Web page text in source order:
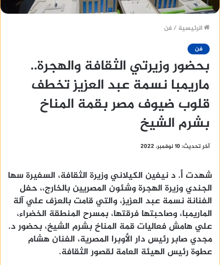
الرئيسية /فن
فن
بحضور وزيرتي الثقافة والهجرة..
ماريمبا نسمة عبد العزيز تخطف
قلوب ضيوف مصر بقمة المناخ
بشرم الشيخ
آخر تحديث: 10 نوفمبر، 2022
شهدت أ. د نيفين الكيلاني وزيرة الثقافة، السفيرة سها
الجندي وزيرة الهجرة وشئون المصريين بالخارج،، حفل
الفنانة نسمة عبد العزيز، والتي قامت بالعزف علي آلة
الماريمبا، وصاحبتها فرقتها، بمسرح المنطقة الخضراء،
علي هامش فعاليات قمة المناخ بشرم الشيخ، بحضور د.
مجدي صابر رئيس دار الأوبرا المصرية، الفنان هشام
عطوة رئيس الهيئة العامة لقصور الثقافة.